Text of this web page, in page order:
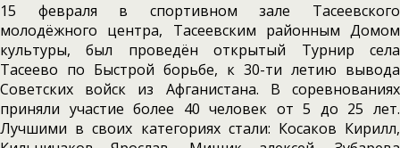
15 февраля в спортивном зале Тасеевского
молодёжного центра, Тасеевским районным Домом
культуры, был проведён открытый Турнир села
Тасеево по Быстрой борьбе, к 30-ти летию вывода
Советских войск из Афганистана. В соревнованиях
приняли участие более 40 человек от 5 до 25 лет.
Лучшими в своих категориях стали: Косаков Кирилл,